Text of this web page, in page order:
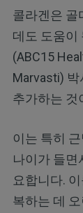
콜라겐은 골
데도 도움이
(ABC15
Marvasti)
추가하는 것
이는 특히
나이가 들면
요합니다.
복하는 데